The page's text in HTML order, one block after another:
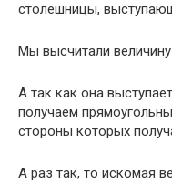
столешницы,
Мы высчитали
А так как она
получаем
стороны которых
А раз так, то искомая